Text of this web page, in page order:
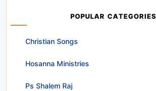
POPULAR CATEGORIES
Christian Songs
Hosanna Ministries
Ps Shalem Raj